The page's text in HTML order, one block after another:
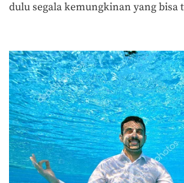
dulu segala kemungkinan yang bisa